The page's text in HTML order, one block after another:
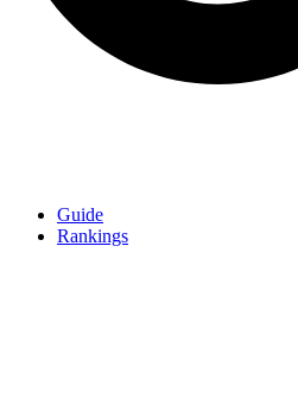
Guide
Rankings